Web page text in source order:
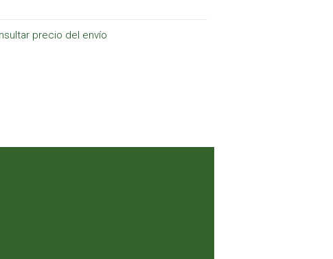
precio del envío